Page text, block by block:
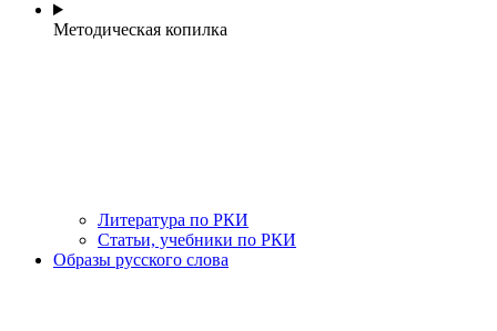
Методическая копилка
Литература по РКИ
Статьи, учебники по РКИ
Образы русского слова